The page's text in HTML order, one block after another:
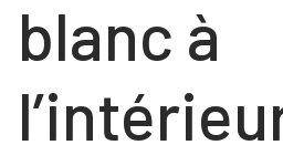
NOS PORTES « TERTIAIRE »
blanc à